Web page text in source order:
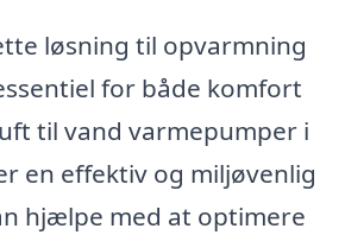
løsning til opvarmning
for både komfort
til vand varmepumper i
en effektiv og miljøvenlig
hjælpe med at optimere